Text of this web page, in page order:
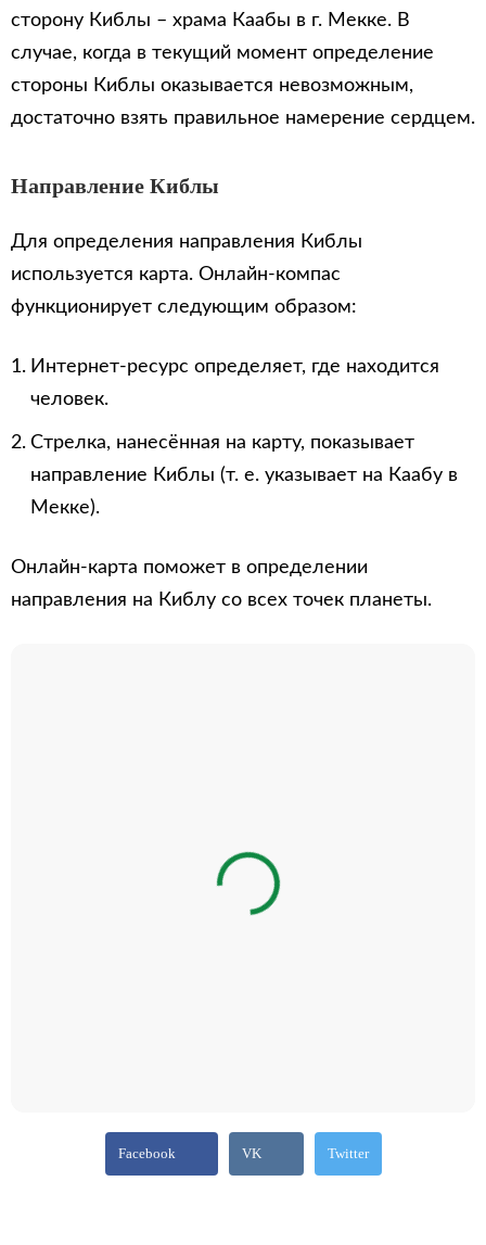
сторону Киблы – храма Каабы в г. Мекке. В
случае, когда в текущий момент определение
стороны Киблы оказывается невозможным,
достаточно взять правильное намерение сердцем.
Направление Киблы
Для определения направления Киблы
используется карта. Онлайн-компас
функционирует следующим образом:
Интернет-ресурс определяет, где находится
человек.
Стрелка, нанесённая на карту, показывает
направление Киблы (т. е. указывает на Каабу в
Мекке).
Онлайн-карта поможет в определении
направления на Киблу со всех точек планеты.
Facebook VK Twitter